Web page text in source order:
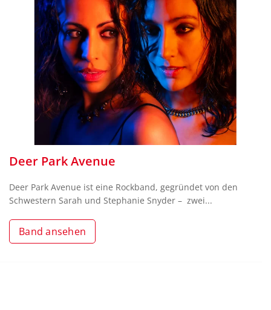
Deer Park Avenue
Deer Park Avenue ist eine Rockband, gegründet von den
Schwestern Sarah und Stephanie Snyder – zwei...
Band ansehen